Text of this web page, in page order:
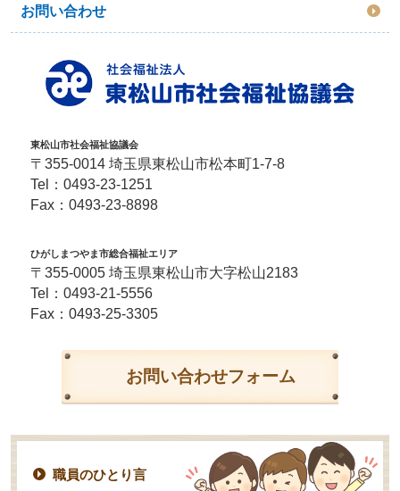
お問い合わせ
東松山市社会福祉協議会
〒355-0014 埼玉県東松山市松本町1-7-8
Tel： 0493-23-1251
Fax：0493-23-8898
ひがしまつやま市総合福祉エリア
〒355-0005 埼玉県東松山市大字松山2183
Tel： 0493-21-5556
Fax：0493-25-3305
お問い合わせフォーム
職員のひとり言